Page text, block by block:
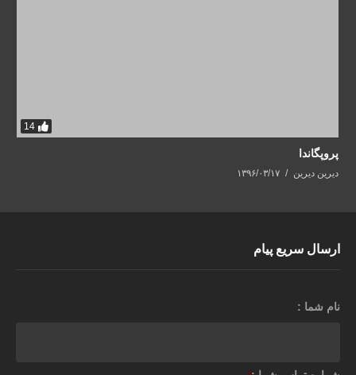
14
پروپگاندا
دیرین دیرین ۱۳۹۶/۰۳/۱۷
ارسال سریع پیام
نام شما :